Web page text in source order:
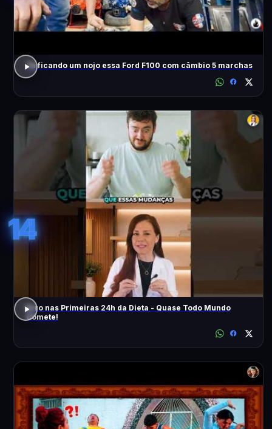
Tá ficando um nojo essa Ford F100 com câmbio 5 marchas
14
Erro nas Primeiras 24h da Dieta - Quase Todo Mundo
Comete!